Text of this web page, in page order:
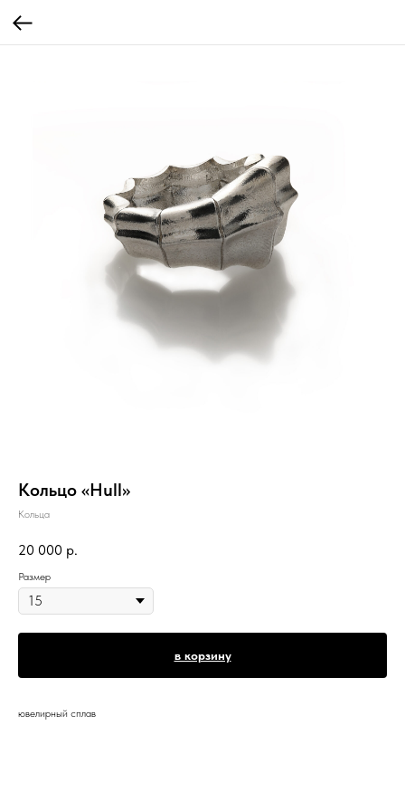
Кольцо «Hull»
Кольца
20 000 р.
Размер
в корзину
ювелирный сплав